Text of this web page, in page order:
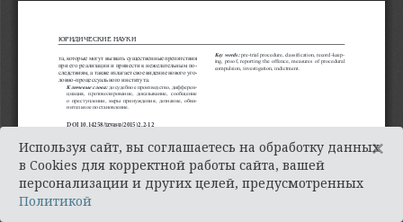
Используя сайт, вы соглашаетесь на обработку данных
в Cookies для корректной работы сайта, вашей
персонализации и других целей, предусмотренных
Политикой
×